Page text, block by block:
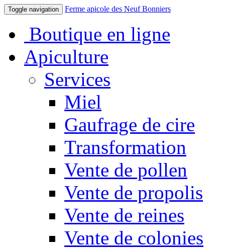
Toggle navigation Ferme apicole des Neuf Bonniers
Boutique en ligne
Apiculture
Services
Miel
Gaufrage de cire
Transformation
Vente de pollen
Vente de propolis
Vente de reines
Vente de colonies